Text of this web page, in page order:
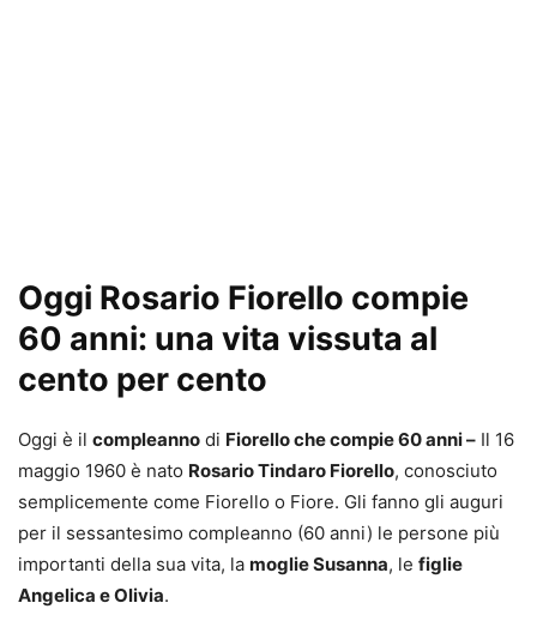
Oggi Rosario Fiorello compie
60 anni: una vita vissuta al
cento per cento
Oggi è il compleanno di Fiorello che compie 60 anni – Il 16
maggio 1960 è nato Rosario Tindaro Fiorello, conosciuto
semplicemente come Fiorello o Fiore. Gli fanno gli auguri
per il sessantesimo compleanno (60 anni) le persone più
importanti della sua vita, la moglie Susanna, le figlie
Angelica e Olivia.